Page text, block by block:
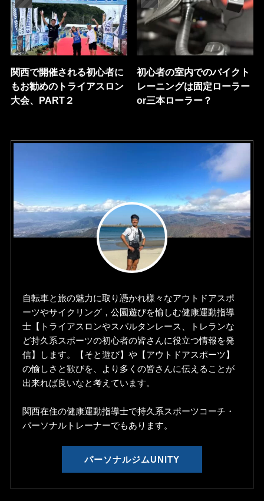
関西で開催される初心者に
もお勧めのトライアスロン
大会、PART２
初心者の室内でのバイクト
レーニングは固定ローラー
or三本ローラー？
自転車と旅の魅力に取り憑かれ様々なアウトドアスポ
ーツやサイクリング，公園遊びを愉しむ健康運動指導
士【トライアスロンやスパルタンレース、トレランな
ど持久系スポーツの初心者の皆さんに役立つ情報を発
信】します。【そと遊び】や【アウトドアスポーツ】
の愉しさと歓びを、より多くの皆さんに伝えることが
出来れば良いなと考えています。
関西在住の健康運動指導士で持久系スポーツコーチ・
パーソナルトレーナーでもあります。
パーソナルジムUNITY